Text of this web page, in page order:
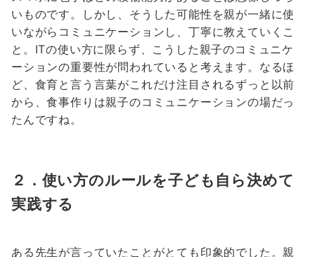
いものです。しかし、そうした可能性を親が一緒に使
いながらコミュニケーションし、丁寧に教えていくこ
と。ITの使い方に限らず、こうした親子のコミュニケ
ーションの重要性が問われていると考えます。なるほ
ど、食育と言う言葉がこれだけ注目されるずっと以前
から、食事作りは親子のコミュニケーションの場だっ
たんですね。
２．使い方のルールを子ども自ら決めて
実践する
ある先生が言っていたことがとても印象的でした。親